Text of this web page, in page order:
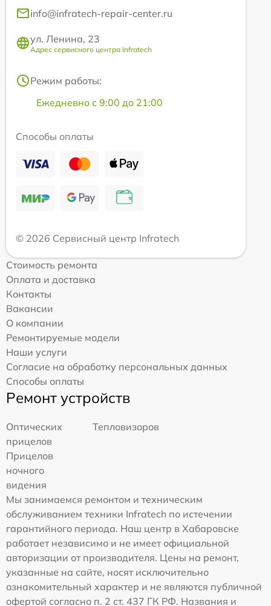
info@infratech-repair-center.ru
ул. Ленина, 23
Адрес сервисного центра Infratech
Режим работы:
Ежедневно с 9:00 до 21:00
Способы оплаты
© 2026 Сервисный центр Infratech
Стоимость ремонта
Оплата и доставка
Контакты
Вакансии
О компании
Ремонтируемые модели
Наши услуги
Согласие на обработку персональных данных
Способы оплаты
Ремонт устройств
Оптических
прицелов
Тепловизоров
Прицелов
ночного
видения
Мы занимаемся ремонтом и техническим
обслуживанием техники Infratech по истечении
гарантийного периода. Наш центр в Хабаровске
работает независимо и не имеет официальной
авторизации от производителя. Цены на ремонт,
указанные на сайте, носят исключительно
ознакомительный характер и не являются публичной
офертой согласно п. 2 ст. 437 ГК РФ. Названия и